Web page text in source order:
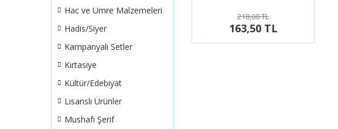
Hac ve Umre Malzemeleri
Hadis/Siyer
Kampanyalı Setler
Kırtasiye
Kültür/Edebiyat
Lisanslı Ürünler
Mushafı Şerif
218,00 TL
163,50 TL